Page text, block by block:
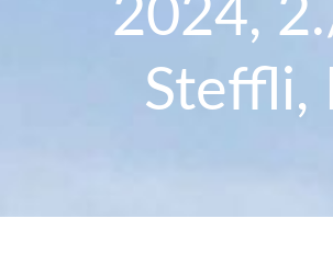
2024,
Steffli,